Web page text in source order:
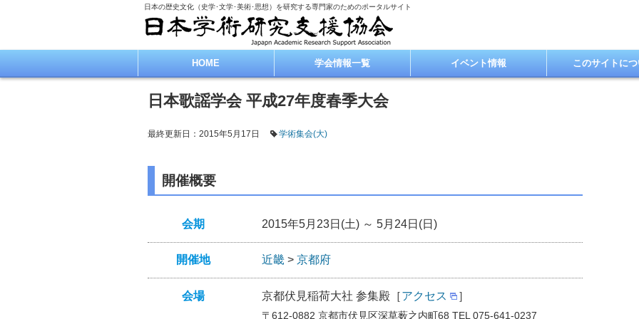
日本の歴史文化（史学･文学･美術･思想）を研究する専門家のためのポータルサイト
HOME 学会情報一覧 イベント情報 このサイトに
日本歌謡学会 平成27年度春季大会
最終更新日：2015年5月17日 学術集会(大)
開催概要
会期 2015年5月23日(土) ～ 5月24日(日)
開催地 近畿 > 京都府
会場 京都伏見稲荷大社 参集殿［アクセス ］
〒612-0882 京都市伏見区深草薮之内町68 TEL 075-641-0237